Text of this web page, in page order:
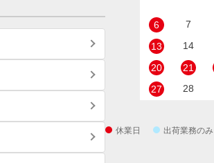
6
7
13
14
20
21
27
28
休業日 出荷業務のみ